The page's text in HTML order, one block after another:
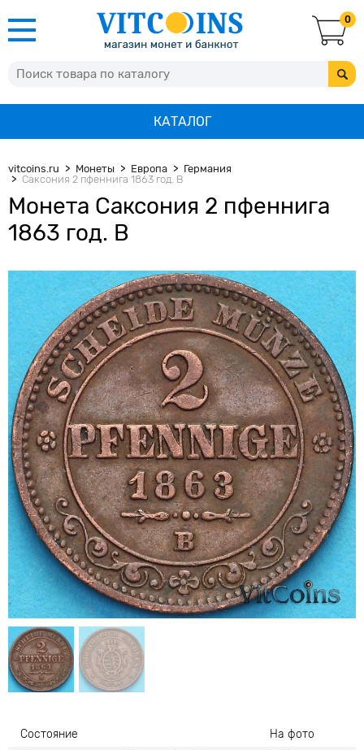
0
КАТАЛОГ
vitcoins.ru Монеты Европа
Германия
Саксония 2 пфеннига 1863 год. В
Монета Саксония 2 пфеннига
1863 год. В
Состояние
На фото